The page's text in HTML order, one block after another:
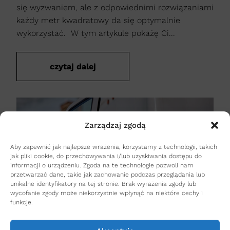
Zarządzaj zgodą
Aby zapewnić jak najlepsze wrażenia, korzystamy z technologii, takich
jak pliki cookie, do przechowywania i/lub uzyskiwania dostępu do
informacji o urządzeniu. Zgoda na te technologie pozwoli nam
przetwarzać dane, takie jak zachowanie podczas przeglądania lub
unikalne identyfikatory na tej stronie. Brak wyrażenia zgody lub
wycofanie zgody może niekorzystnie wpłynąć na niektóre cechy i
funkcje.
się wyzwaniem, ale z odpowiednimi rozwiązaniami
każdy metr kwadratowy da się optymalnie
wykorzystać. W tym artykule pokażę Ci...
czytaj dalej
BIZNES